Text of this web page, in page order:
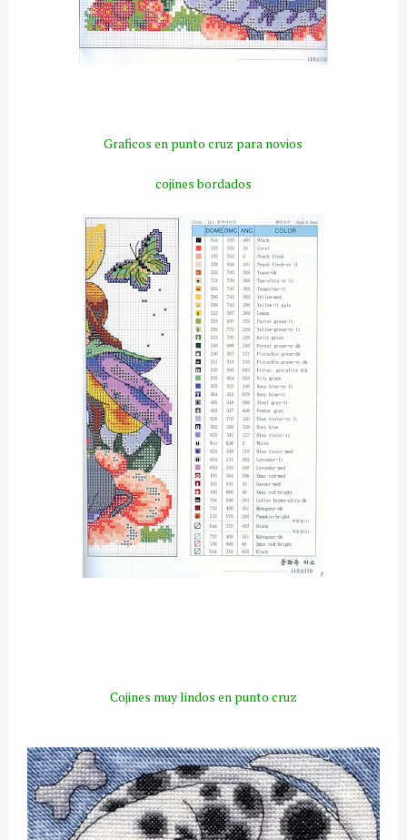
Graficos en punto cruz para novios
cojines bordados
Cojines muy lindos en punto cruz